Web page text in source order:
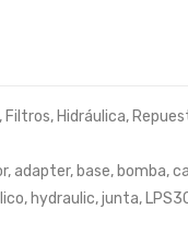
, Filtros, Hidráulica,
,adapter, base, bomba,
, hydraulic,junta,